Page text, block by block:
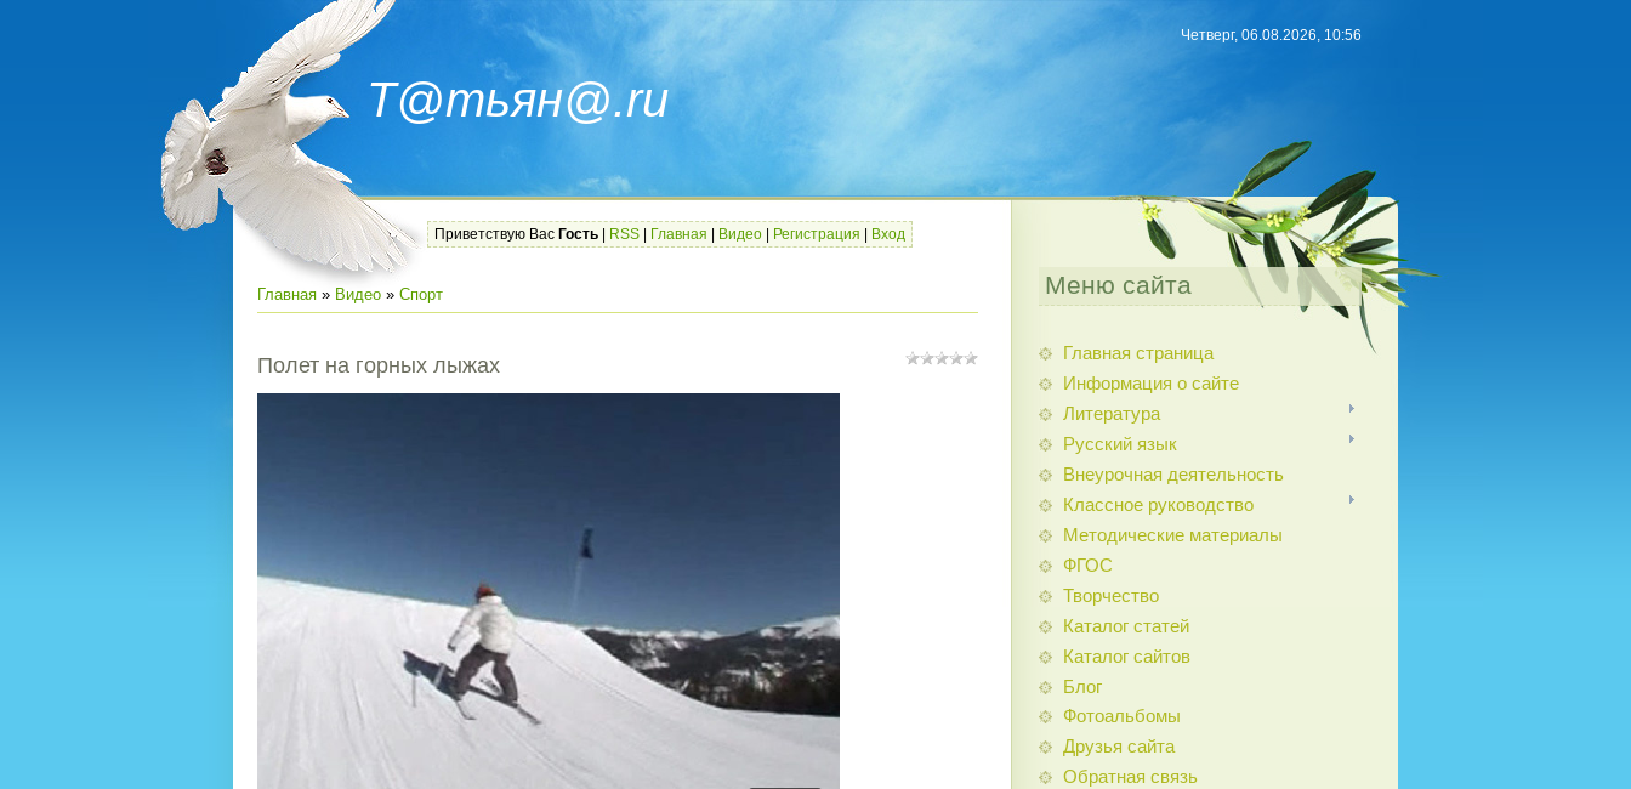
Т@тьян@.ru
Четверг, 06.08.2026, 10:56
Приветствую Вас Гость RSS Главная Видео Регистрация Вход
Главная » Видео » Спорт
Полет на горных лыжах
Меню сайта
Главная страница
Информация о сайте
Литература
Русский язык
Внеурочная деятельность
Классное руководство
Методические материалы
ФГОС
Творчество
Каталог статей
Каталог сайтов
Блог
Фотоальбомы
Друзья сайта
Обратная связь